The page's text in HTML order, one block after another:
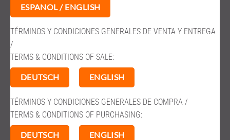
ESPANOL / ENGLISH
TÉRMINOS Y CONDICIONES GENERALES DE VENTA Y ENTREGA
/
TERMS & CONDITIONS OF SALE:
DEUTSCH ENGLISH
TÉRMINOS Y CONDICIONES GENERALES DE COMPRA /
TERMS & CONDITIONS OF PURCHASING:
DEUTSCH ENGLISH